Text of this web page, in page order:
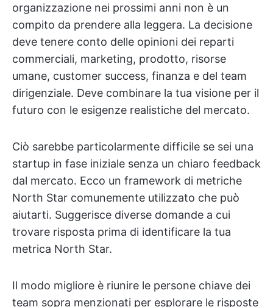
organizzazione nei prossimi anni non è un
compito da prendere alla leggera. La decisione
deve tenere conto delle opinioni dei reparti
commerciali, marketing, prodotto, risorse
umane, customer success, finanza e del team
dirigenziale. Deve combinare la tua visione per il
futuro con le esigenze realistiche del mercato.
Ciò sarebbe particolarmente difficile se sei una
startup in fase iniziale senza un chiaro feedback
dal mercato. Ecco un framework di metriche
North Star comunemente utilizzato che può
aiutarti. Suggerisce diverse domande a cui
trovare risposta prima di identificare la tua
metrica North Star.
Il modo migliore è riunire le persone chiave dei
team sopra menzionati per esplorare le risposte